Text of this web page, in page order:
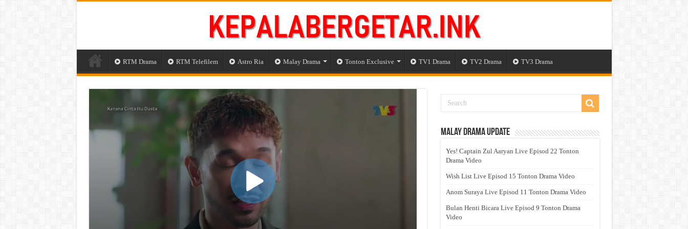
RTM Drama RTM Telefilem Astro Ria Malay Drama Tonton Exclusive TV1 Drama TV2 Drama TV3 Drama
Malay Drama Update
Yes! Captain Zul Aaryan Live Episod 22 Tonton
Drama Video
Wish List Live Episod 15 Tonton Drama Video
Anom Suraya Live Episod 11 Tonton Drama Video
Bulan Henti Bicara Live Episod 9 Tonton Drama
Video